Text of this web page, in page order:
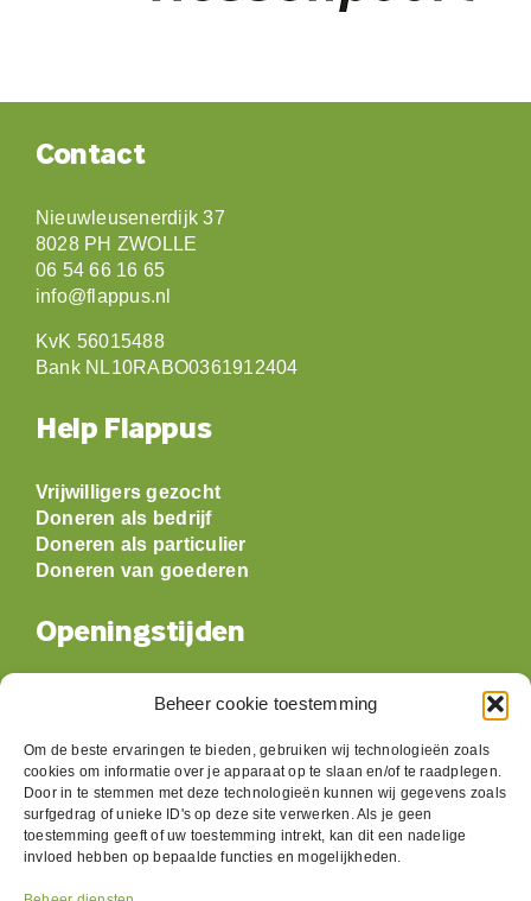
Beheer cookie toestemming
Om de beste ervaringen te bieden, gebruiken wij technologieën zoals
cookies om informatie over je apparaat op te slaan en/of te raadplegen.
Door in te stemmen met deze technologieën kunnen wij gegevens zoals
surfgedrag of unieke ID's op deze site verwerken. Als je geen
toestemming geeft of uw toestemming intrekt, kan dit een nadelige
invloed hebben op bepaalde functies en mogelijkheden.
Contact
Nieuwleusenerdijk 37
8028 PH ZWOLLE
06 54 66 16 65
info@flappus.nl
KvK 56015488
Bank NL10RABO0361912404
Help Flappus
Vrijwilligers gezocht
Doneren als bedrijf
Doneren als particulier
Doneren van goederen
Openingstijden
Maandag: gesloten
Woensdag:09:30 t/m 17:00
Donderdag:09:30 t/m 17:00
Vrijdag:09:30 t/m 17:00
Zaterdag:09:30 t/m 17:00
Zondag: gesloten